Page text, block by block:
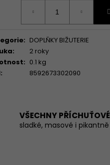
: DOPLŇKY BIŽUTERIE
:
2 roky
: 0.1 kg
: 8592673302090
VŠECHNY
sladké, masové i